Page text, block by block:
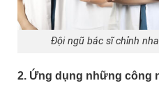
Đội ngũ bác sĩ chỉnh
2. Ứng dụng những công